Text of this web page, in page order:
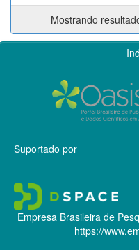
Mostrando
Suportado por
Empresa Brasileira de
https://